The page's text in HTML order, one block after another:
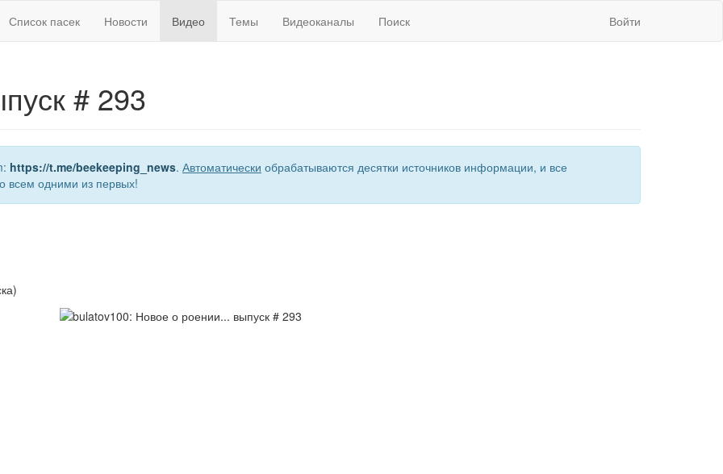
Список пасек Новости Видео Темы Видеоканалы Поиск Войти
# 293
https://t.me/beekeeping_news. Автоматически обрабатываются десятки источников информации, и все
всем одними из первых!